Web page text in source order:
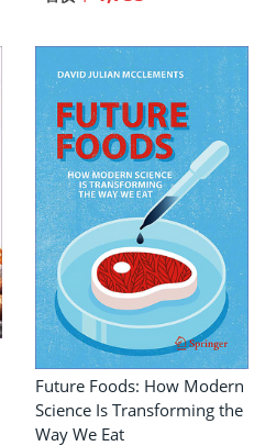
Future Foods: How Modern
Science Is Transforming the
Way We Eat